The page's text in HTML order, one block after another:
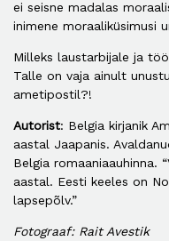
ei seisne madalas
inimene moraaliküsimusi
Milleks laustarbijale ja
Talle on vaja ainult
ametipostil?!
Autorist: Belgia kirjanik
aastal Jaapanis.
Belgia romaaniaauhinna.
aastal. Eesti keeles on
lapsepõlv.”
Fotograaf: Rait Avestik